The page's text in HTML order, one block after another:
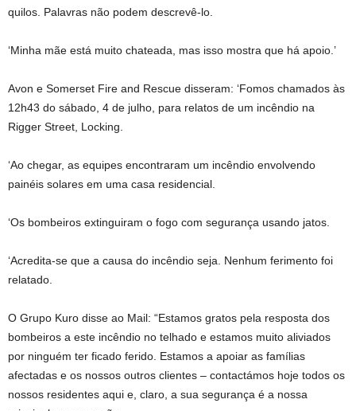
quilos. Palavras não podem descrevê-lo.
‘Minha mãe está muito chateada, mas isso mostra que há apoio.’
Avon e Somerset Fire and Rescue disseram: ‘Fomos chamados às
12h43 do sábado, 4 de julho, para relatos de um incêndio na
Rigger Street, Locking.
‘Ao chegar, as equipes encontraram um incêndio envolvendo
painéis solares em uma casa residencial.
‘Os bombeiros extinguiram o fogo com segurança usando jatos.
‘Acredita-se que a causa do incêndio seja. Nenhum ferimento foi
relatado.
O Grupo Kuro disse ao Mail: “Estamos gratos pela resposta dos
bombeiros a este incêndio no telhado e estamos muito aliviados
por ninguém ter ficado ferido. Estamos a apoiar as famílias
afectadas e os nossos outros clientes – contactámos hoje todos os
nossos residentes aqui e, claro, a sua segurança é a nossa